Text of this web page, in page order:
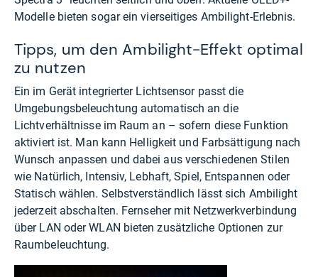
Modelle bieten sogar ein vierseitiges Ambilight-Erlebnis.
Tipps, um den Ambilight-Effekt optimal
zu nutzen
Ein im Gerät integrierter Lichtsensor passt die
Umgebungsbeleuchtung automatisch an die
Lichtverhältnisse im Raum an – sofern diese Funktion
aktiviert ist. Man kann Helligkeit und Farbsättigung nach
Wunsch anpassen und dabei aus verschiedenen Stilen
wie Natürlich, Intensiv, Lebhaft, Spiel, Entspannen oder
Statisch wählen. Selbstverständlich lässt sich Ambilight
jederzeit abschalten. Fernseher mit Netzwerkverbindung
über LAN oder WLAN bieten zusätzliche Optionen zur
Raumbeleuchtung.